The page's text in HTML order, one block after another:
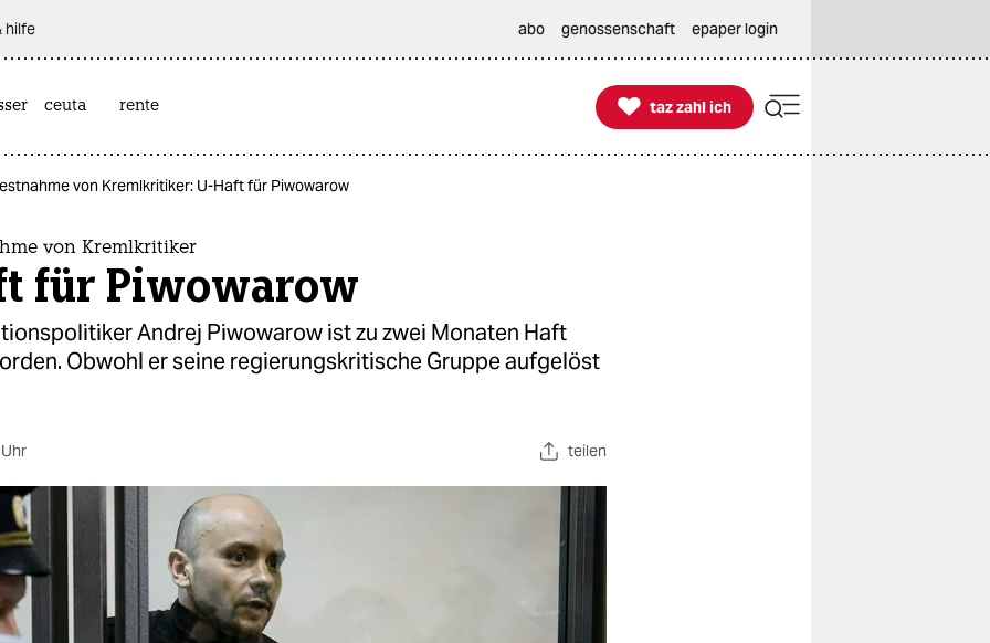
hilfe abo genossenschaft epaper login
ceuta rente 
taz zahl ich
taz zahl ich
von Kremlkritiker: U-Haft für Piwowarow
von Kremlkritiker
für Piwowarow
Andrej Piwowarow ist zu zwei Monaten Haft
Obwohl er seine regierungskritische Gruppe aufgelöst
teilen